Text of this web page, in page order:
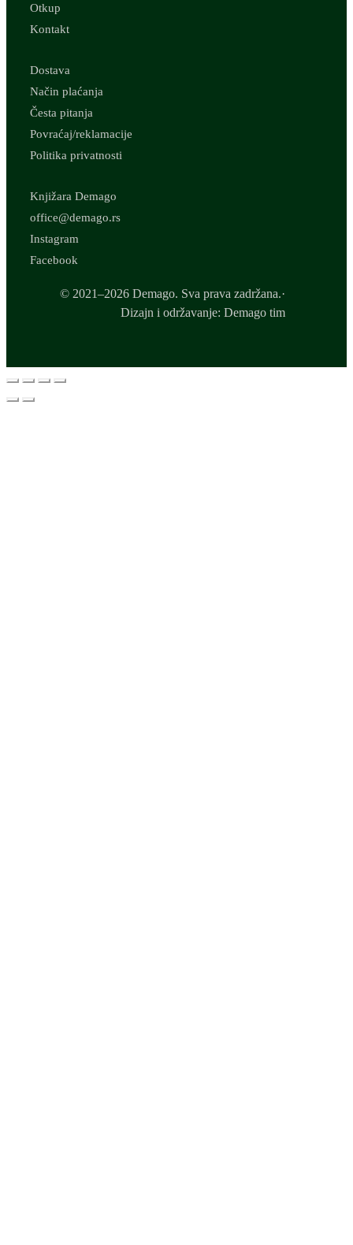
Otkup
Kontakt
Dostava
Način plaćanja
Česta pitanja
Povraćaj/reklamacije
Politika privatnosti
Knjižara Demago
office@demago.rs
Instagram
Facebook
© 2021–2026 Demago. Sva prava zadržana.·
Dizajn i održavanje: Demago tim